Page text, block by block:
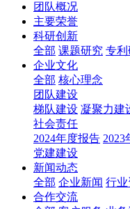
团队概况
主要荣誉
科研创新
全部 课题研究 专
企业文化
全部 核心理念
团队建设
梯队建设 凝聚力建
社会责任
2024年度报告 2023
党建建设
新闻动态
全部 企业新闻 行
合作交流